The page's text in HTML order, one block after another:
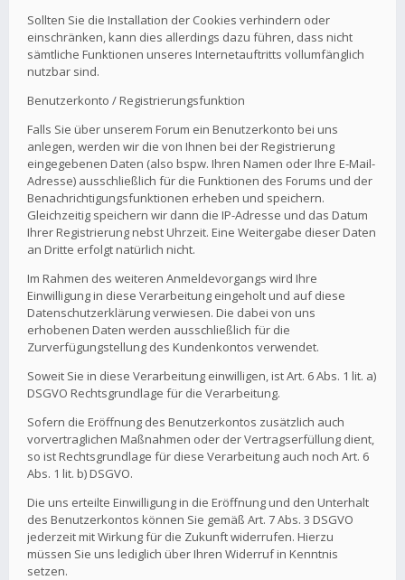
Sollten Sie die Installation der Cookies verhindern oder
einschränken, kann dies allerdings dazu führen, dass nicht
sämtliche Funktionen unseres Internetauftritts vollumfänglich
nutzbar sind.
Benutzerkonto / Registrierungsfunktion
Falls Sie über unserem Forum ein Benutzerkonto bei uns
anlegen, werden wir die von Ihnen bei der Registrierung
eingegebenen Daten (also bspw. Ihren Namen oder Ihre E-Mail-
Adresse) ausschließlich für die Funktionen des Forums und der
Benachrichtigungsfunktionen erheben und speichern.
Gleichzeitig speichern wir dann die IP-Adresse und das Datum
Ihrer Registrierung nebst Uhrzeit. Eine Weitergabe dieser Daten
an Dritte erfolgt natürlich nicht.
Im Rahmen des weiteren Anmeldevorgangs wird Ihre
Einwilligung in diese Verarbeitung eingeholt und auf diese
Datenschutzerklärung verwiesen. Die dabei von uns
erhobenen Daten werden ausschließlich für die
Zurverfügungstellung des Kundenkontos verwendet.
Soweit Sie in diese Verarbeitung einwilligen, ist Art. 6 Abs. 1 lit. a)
DSGVO Rechtsgrundlage für die Verarbeitung.
Sofern die Eröffnung des Benutzerkontos zusätzlich auch
vorvertraglichen Maßnahmen oder der Vertragserfüllung dient,
so ist Rechtsgrundlage für diese Verarbeitung auch noch Art. 6
Abs. 1 lit. b) DSGVO.
Die uns erteilte Einwilligung in die Eröffnung und den Unterhalt
des Benutzerkontos können Sie gemäß Art. 7 Abs. 3 DSGVO
jederzeit mit Wirkung für die Zukunft widerrufen. Hierzu
müssen Sie uns lediglich über Ihren Widerruf in Kenntnis
setzen.